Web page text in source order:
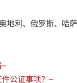
地利、俄罗斯、哈
公证事项？–